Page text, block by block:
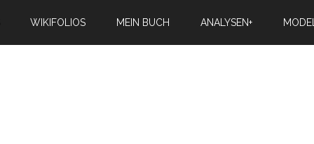
WIKIFOLIOS MEIN BUCH ANALYSEN+